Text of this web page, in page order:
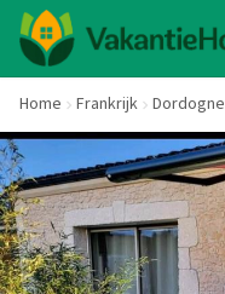
Home Frankrijk Dordogne